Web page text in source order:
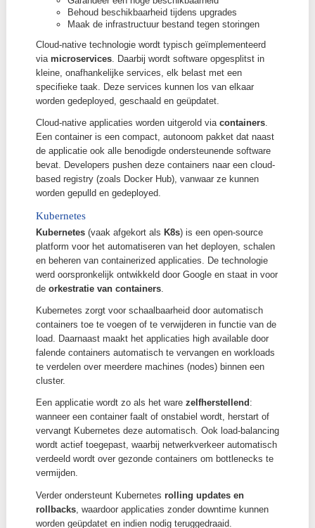
native applicaties zijn specifiek ontworpen om te
van:
Schaalbaarheid
Verhoog of verlaag de capaciteit van je
quasi onmiddellijk
Elasticiteit
Stem de capaciteit van je systeem af op de
vraag
Bespaar kosten door inactieve resources te
stoppen
Veerkracht (resilience)
Garandeer een hoge beschikbaarheid
Maak de infrastructuur bestand tegen
Cloud-native technologie wordt typisch
via microservices. Daarbij wordt software
kleine, onafhankelijke services, elk belast met een
worden gedeployed, geschaald en geüpdatet.
Cloud-native applicaties worden uitgerold via
Een container is een compact, autonoom pakket dat
de applicatie ook alle benodigde ondersteunende
bevat. Developers pushen deze containers naar een
based registry (zoals Docker Hub), vanwaar ze
worden gepulld en gedeployed.
Kubernetes
platform voor het automatiseren van het deployen,
en beheren van containerized applicaties. De